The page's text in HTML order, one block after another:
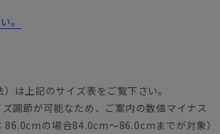
。
は上記のサイズ表をご覧下さい。
調節が可能なため、ご案内の数値マイナス
の場合84.0cm～86.0cmまでが対象）